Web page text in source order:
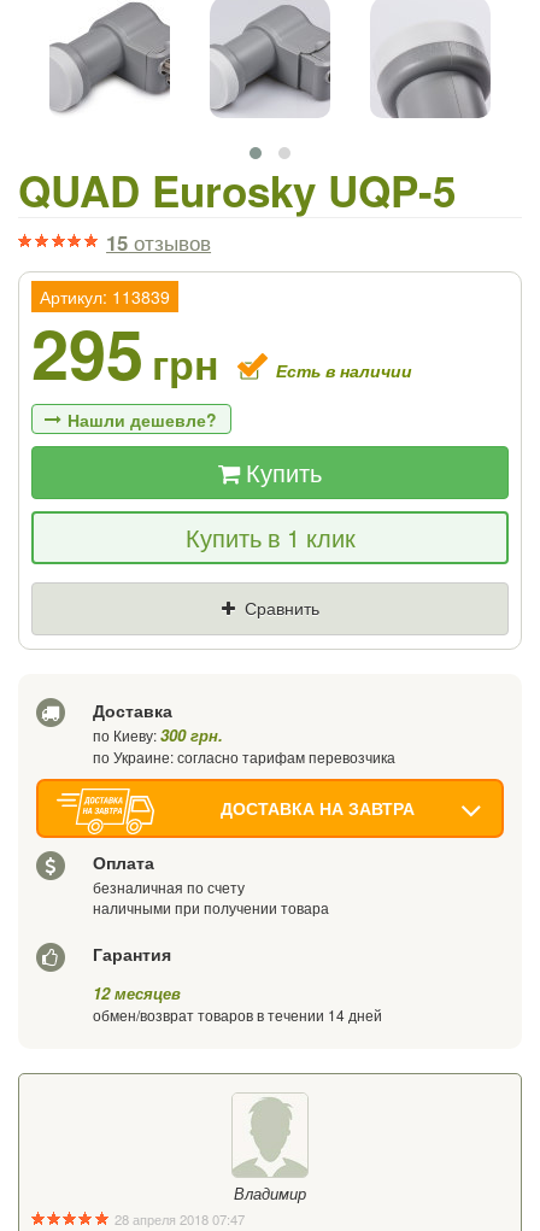
QUAD Eurosky UQP-5
15 отзывов
Артикул: 113839
295 грн Есть в наличии
Нашли дешевле?
Если Вы найдете товар дешевле - мы
снизим цену и подарим % от разницы
Купить
Купить в 1 клик
Сравнить
Доставка
по Киеву:300 грн.
по Украине: согласно тарифам перевозчика
ДОСТАВКА НА ЗАВТРА
Оплата
безналичная по счету
наличными при получении товара
Гарантия
12 месяцев
обмен/возврат товаров в течении 14 дней
Владимир
28 апреля 2018 07:47